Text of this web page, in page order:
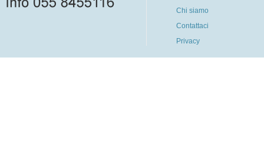
Chi siamo
Contattaci
Privacy